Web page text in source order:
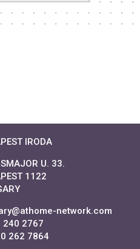
IRODA
U. 33.
1122
network.com
240 2767
262 7864